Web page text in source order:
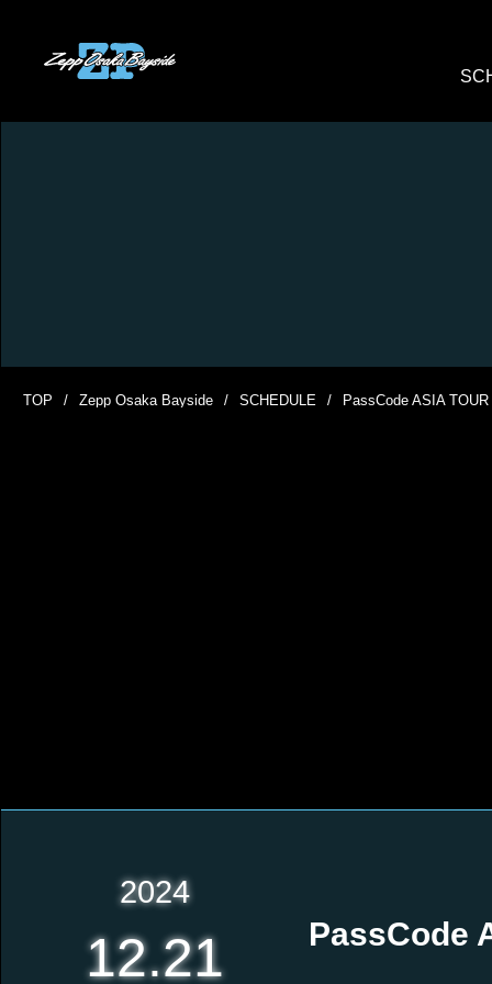
TOP Zepp Osaka Bayside SCHEDULE PassCode ASIA TOUR
2024
12.21 PassCode